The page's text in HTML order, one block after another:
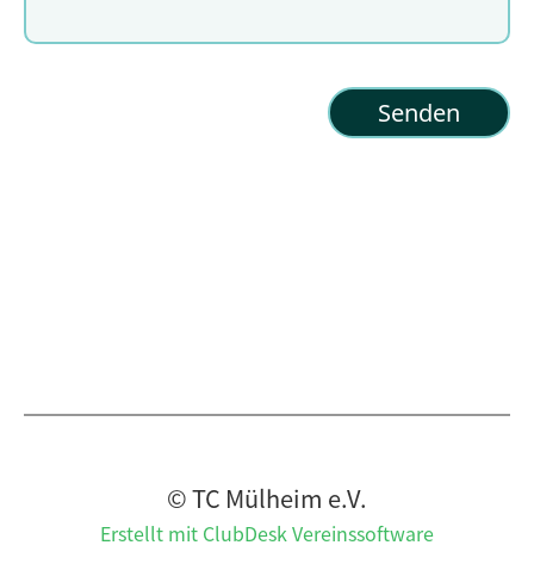
© TC Mülheim e.V.
Erstellt mit ClubDesk Vereinssoftware